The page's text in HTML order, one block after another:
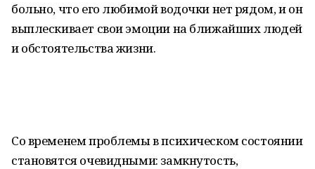
больно, что его любимой водочки нет рядом, и он
выплескивает свои эмоции на ближайших людей
и обстоятельства жизни.
Со временем проблемы в психическом состоянии
становятся очевидными: замкнутость,